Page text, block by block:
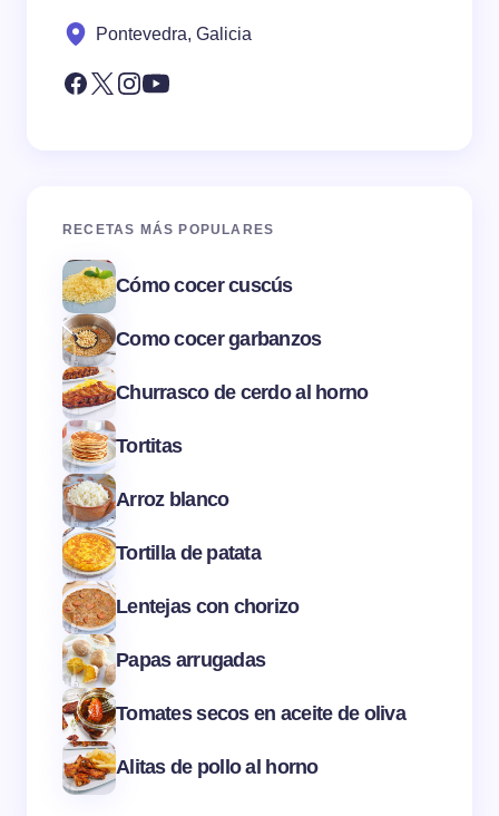
Pontevedra, Galicia
RECETAS MÁS POPULARES
Cómo cocer cuscús
Como cocer garbanzos
Churrasco de cerdo al horno
Tortitas
Arroz blanco
Tortilla de patata
Lentejas con chorizo
Papas arrugadas
Tomates secos en aceite de oliva
Alitas de pollo al horno